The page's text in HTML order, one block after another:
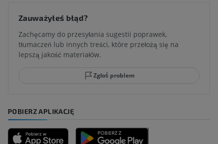
Zauważyłeś błąd?
Zachęcamy do przesyłania sugestii poprawek,
tłumaczeń lub innych treści, które przełożą się na
lepszą jakość materiałów.
Zgłoś problem
POBIERZ APLIKACJĘ